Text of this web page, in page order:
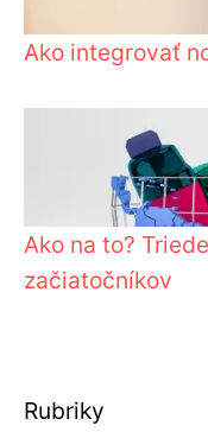
Ako integrovať
Ako na to?
začiatočníkov
Rubriky